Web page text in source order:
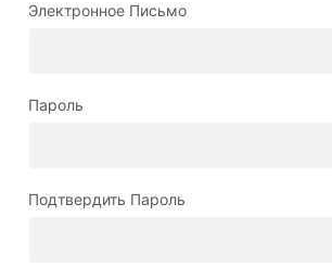
Электронное Письмо
Пароль
Подтвердить Пароль